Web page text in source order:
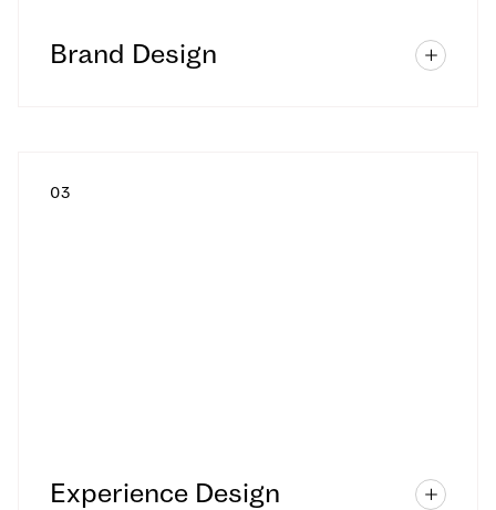
Brand Design
03
Experience Design